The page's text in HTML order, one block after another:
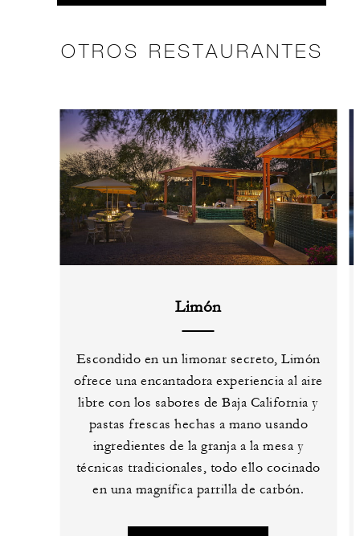
OTROS RESTAURANTES
Limón
Escondido en un limonar secreto, Limón
ofrece una encantadora experiencia al aire
libre con los sabores de Baja California y
pastas frescas hechas a mano usando
ingredientes de la granja a la mesa y
técnicas tradicionales, todo ello cocinado
en una magnífica parrilla de carbón.